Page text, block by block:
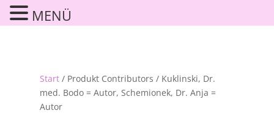
Start/ Produkt Contributors / Kuklinski, Dr.
med. Bodo = Autor, Schemionek, Dr. Anja =
Autor
MENÜ